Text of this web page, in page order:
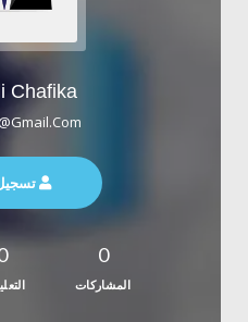
Chafika
0
المشاركات